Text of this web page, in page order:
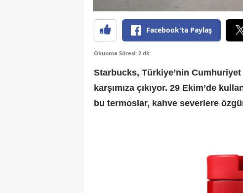
Facebook'ta Paylaş
Okunma Süresi: 2 dk
Starbucks, Türkiye’nin
karşımıza çıkıyor. 29 Ekim’de
bu termoslar, kahve severlere